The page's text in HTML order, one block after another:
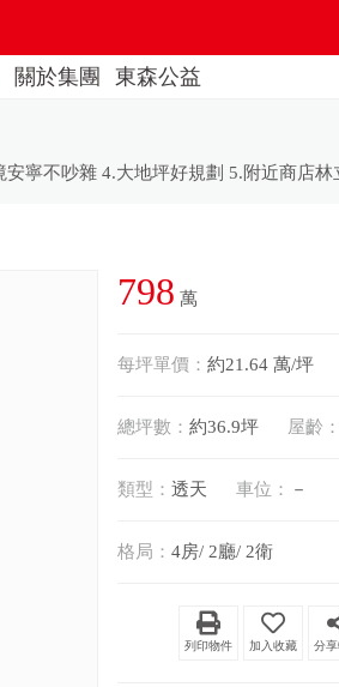
關於集團 東森公益
798 萬
每坪單價： 約21.64 萬/坪
總坪數： 約36.9坪 屋齡：
類型： 透天 車位： －
格局： 4房/ 2廳/ 2衛
列印物件 分